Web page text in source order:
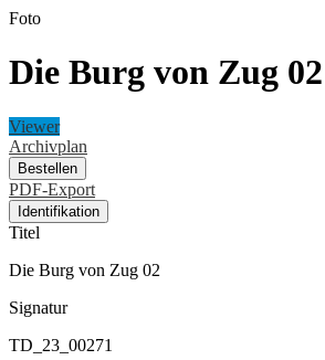
Foto
Die Burg von Zug 02
Viewer
Archivplan
Bestellen
PDF-Export
Identifikation
Titel
Die Burg von Zug 02
Signatur
TD_23_00271